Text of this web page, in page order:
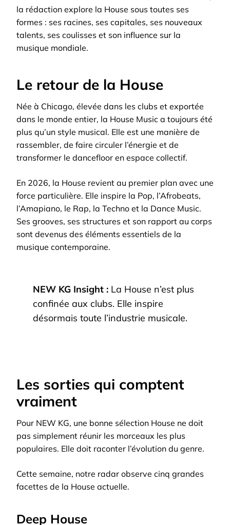
la rédaction explore la House sous toutes ses
formes : ses racines, ses capitales, ses nouveaux
talents, ses coulisses et son influence sur la
musique mondiale.
Le retour de la House
Née à Chicago, élevée dans les clubs et exportée
dans le monde entier, la House Music a toujours été
plus qu’un style musical. Elle est une manière de
rassembler, de faire circuler l’énergie et de
transformer le dancefloor en espace collectif.
En 2026, la House revient au premier plan avec une
force particulière. Elle inspire la Pop, l’Afrobeats,
l’Amapiano, le Rap, la Techno et la Dance Music.
Ses grooves, ses structures et son rapport au corps
sont devenus des éléments essentiels de la
musique contemporaine.
NEW KG Insight : La House n’est plus
confinée aux clubs. Elle inspire
désormais toute l’industrie musicale.
Les sorties qui comptent
vraiment
Pour NEW KG, une bonne sélection House ne doit
pas simplement réunir les morceaux les plus
populaires. Elle doit raconter l’évolution du genre.
Cette semaine, notre radar observe cinq grandes
facettes de la House actuelle.
Deep House